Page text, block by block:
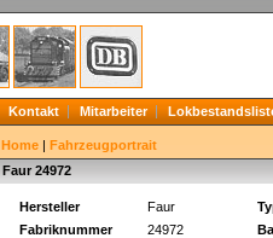
Kontakt Mitarbeiter
Home | Fahrzeugportrait
Faur 24972
Hersteller Faur
Fabriknummer
24972